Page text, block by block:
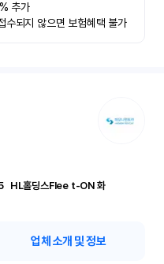
추가
수되지 않으면 보험혜택 불가
업체 소개 및 정보